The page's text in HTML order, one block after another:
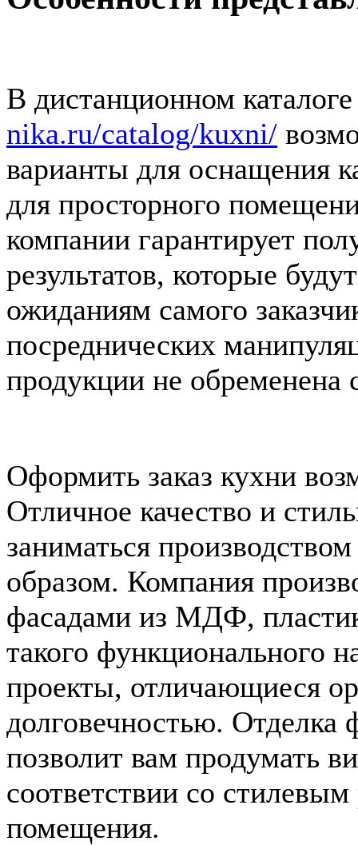
В дистанционном
nika.ru/catalog/kuxni/
варианты для оснащения
для просторного
компании гарантирует
результатов, которые
ожиданиям самого
посреднических
продукции не
Оформить заказ кухни
Отличное качество и
заниматься
образом. Компания
фасадами из МДФ,
такого функционального
проекты, отличающиеся
долговечностью. Отделка
позволит вам продумать
соответствии со
помещения.